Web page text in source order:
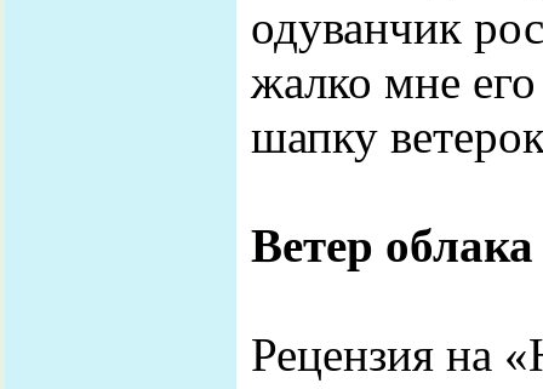
одуванчик
жалко мне
шапку
Ветер облака
Рецензия на